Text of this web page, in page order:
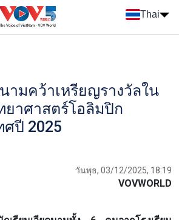
Thai
ามคว้าเหรียญรางวัลใน
ยาศาสตร์โอลิมปิก
ศปี 2025
วันพุธ, 03/12/2025, 18:19
VOVWORLD